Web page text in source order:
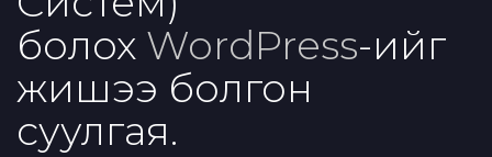
болох WordPress-ийг
жишээ болгон
суулгая.